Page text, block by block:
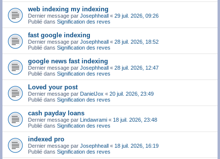
web indexing my indexing
Dernier message par Josephheall « 29 juil. 2026, 09:26
Publié dans Signification des reves
fast google indexing
Dernier message par Josephheall « 28 juil. 2026, 18:52
Publié dans Signification des reves
google news fast indexing
Dernier message par Josephheall « 28 juil. 2026, 12:47
Publié dans Signification des reves
Loved your post
Dernier message par DanielJox « 20 juil. 2026, 23:49
Publié dans Signification des reves
cash payday loans
Dernier message par Lindawrami « 18 juil. 2026, 23:48
Publié dans Signification des reves
indexed pro
Dernier message par Josephheall « 18 juil. 2026, 16:19
Publié dans Signification des reves